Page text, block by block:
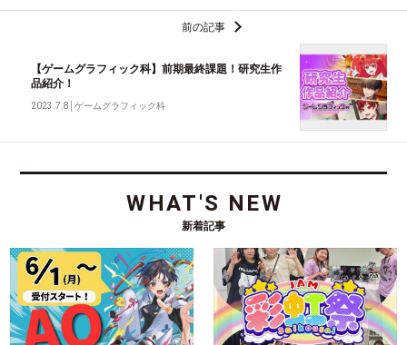
前の記事
【ゲームグラフィック科】前期最終課題！研究生作
品紹介！
2023.7.8 │ゲームグラフィック科
WHAT'S NEW
新着記事